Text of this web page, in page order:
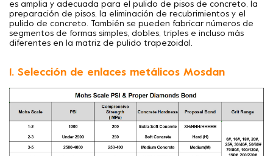
es amplia y adecuada para el pulido de pisos de concreto, la
preparación de pisos, la eliminación de recubrimientos y el
pulido de concreto. También se pueden fabricar números de
segmentos de formas simples, dobles, triples e incluso más
diferentes en la matriz de pulido trapezoidal.
1. Selección de enlaces metálicos Mosdan